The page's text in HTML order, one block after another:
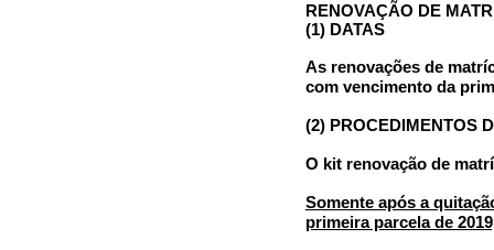
RENOVAÇÃO DE
(1) DATAS
As renovações de
com vencimento da
(2) PROCEDIMENTOS
O kit renovação de
Somente após a
primeira parcela de